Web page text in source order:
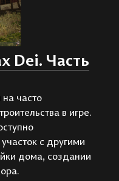
Dei. Часть
на часто
в игре.
с другими
дома, создании